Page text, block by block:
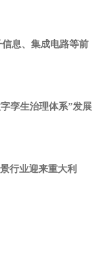
息、集成电路等前
孪生治理体系”发展
行业迎来重大利